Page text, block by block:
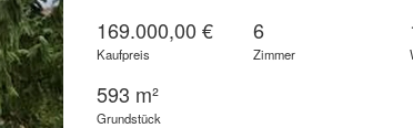
169.000,00 €
Kaufpreis
6
Zimmer
593 m²
Grundstück